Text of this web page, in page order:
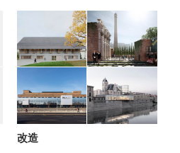
改造